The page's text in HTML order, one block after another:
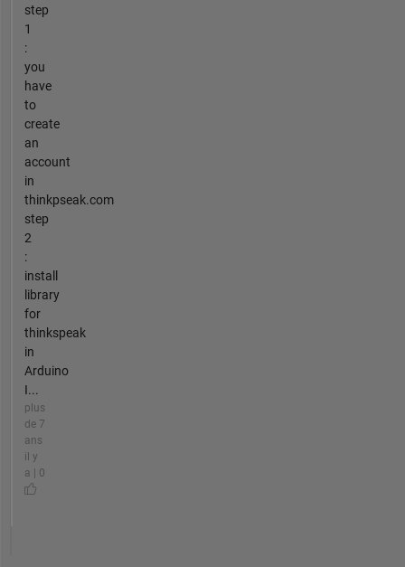
step
1
:
you
have
to
create
an
account
in
thinkpseak.com
step
2
:
install
library
for
thinkspeak
in
Arduino
I...
plus
de 7
ans
il y
a | 0